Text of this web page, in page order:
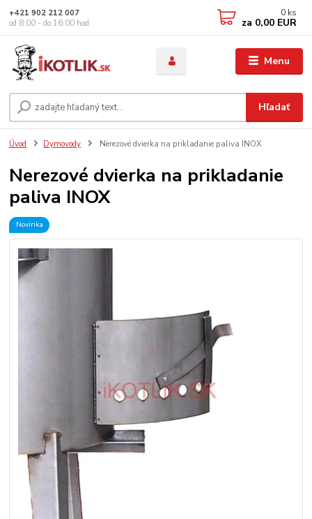
Menu
Hľadať
+421 902 212 007
od 8:00 - do 16:00 hod
0 ks
za 0,00 EUR
Úvod Dymovody Nerezové dvierka na prikladanie paliva INOX
Nerezové dvierka na prikladanie
paliva INOX
Novinka